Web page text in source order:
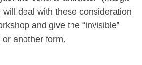
will deal with these consideration
and give the “invisible”
another form.